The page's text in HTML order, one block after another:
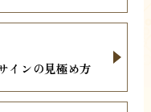
インの見極め方